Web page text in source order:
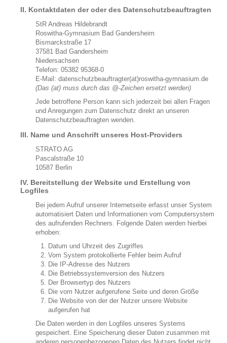
Qualifikationsphase
Studium Niedersachsen
INFORMATIONEN FÜR GRUNDSCHULELTERN
II. Kontaktdaten der oder des Datenschutzbeauftragten
StR Andreas Hildebrandt
Roswitha-Gymnasium Bad Gandersheim
Bismarckstraße 17
37581 Bad Gandersheim
Niedersachsen
Telefon: 05382 95368-0
E-Mail: datenschutzbeauftragter(at)roswitha-gymnasium.de
(Das (at) muss durch das @-Zeichen ersetzt werden)
Jede betroffene Person kann sich jederzeit bei allen Fragen
und Anregungen zum Datenschutz direkt an unseren
Datenschutzbeauftragten wenden.
III. Name und Anschrift unseres Host-Providers
STRATO AG
Pascalstraße 10
10587 Berlin
IV. Bereitstellung der Website und Erstellung von
Logfiles
Bei jedem Aufruf unserer Internetseite erfasst unser System
automatisiert Daten und Informationen vom Computersystem
des aufrufenden Rechners. Folgende Daten werden hierbei
erhoben:
Datum und Uhrzeit des Zugriffes
Vom System protokollierte Fehler beim Aufruf
Die IP-Adresse des Nutzers
Die Betriebssystemversion des Nutzers
Der Browsertyp des Nutzers
Die vom Nutzer aufgerufene Seite und deren Größe
Die Website von der der Nutzer unsere Website
aufgerufen hat
Die Daten werden in den Logfiles unseres Systems
gespeichert. Eine Speicherung dieser Daten zusammen mit